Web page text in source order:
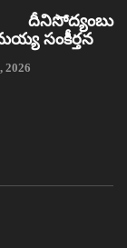
దీనిసోద్యంబు
సంకీర్తన
2026